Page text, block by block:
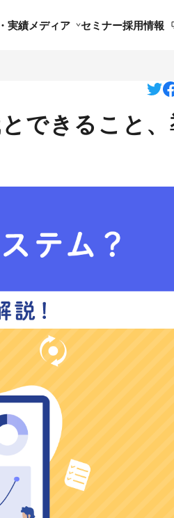
実績メディア セミナー採用情報
できること